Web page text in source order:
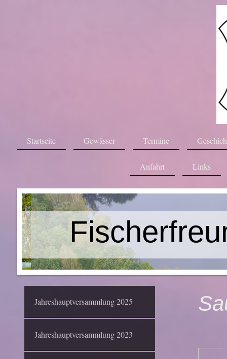
Startseite Gewässer Termine
Anfahrt Links
Jahreshauptversammlung 2025
Jahreshauptversammlung 2023